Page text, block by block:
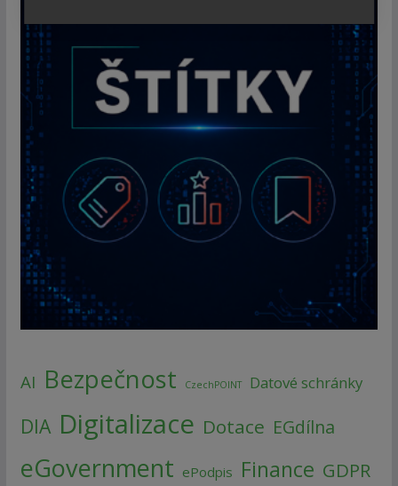
AI Bezpečnost CzechPOINT Datové schránky
DIA Digitalizace Dotace EGdílna
eGovernment ePodpis Finance GDPR